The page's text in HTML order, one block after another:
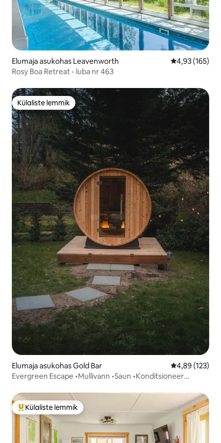
Elumaja asukohas Leavenworth Keskmine
4,93 (165)
Rosy Boa Retreat - luba nr 463
Külaliste lemmik
Külaliste lemmik
Elumaja asukohas Gold Bar Keskmine
4,89 (123)
Evergreen Escape •Mullivann •Saun •Konditsioneer
Külaliste suur lemmik
Külaliste lemmik